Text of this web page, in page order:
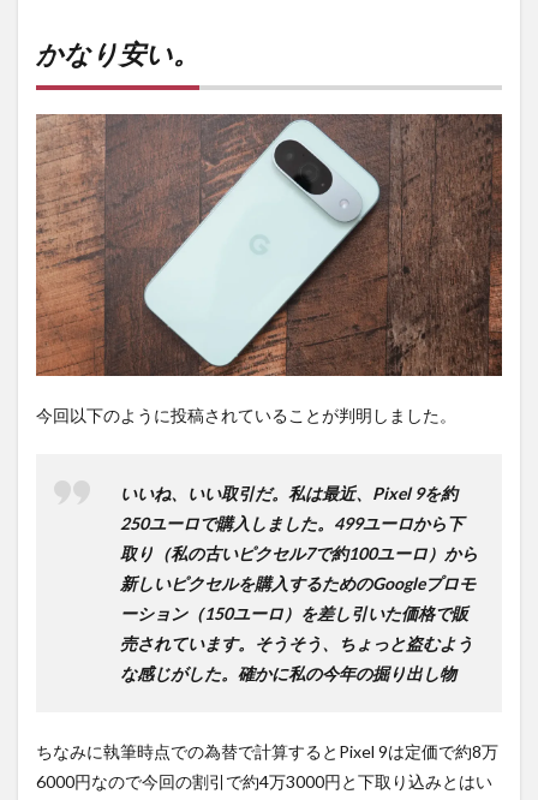
い。
購入
は待
ち時
間不
要の
オン
ライ
ンシ
ョッ
プが
おす
す
かなり安い。
今回以下のように投稿されていることが判明しました。
いいね、いい取引だ。私は最近、Pixel 9を約
250ユーロで購入しました。499ユーロから下
取り（私の古いピクセル7で約100ユーロ）から
新しいピクセルを購入するためのGoogleプロモ
ーション（150ユーロ）を差し引いた価格で販
売されています。そうそう、ちょっと盗むよう
な感じがした。確かに私の今年の掘り出し物
ちなみに執筆時点での為替で計算するとPixel 9は定価で約8万
6000円なので今回の割引で約4万3000円と下取り込みとはい